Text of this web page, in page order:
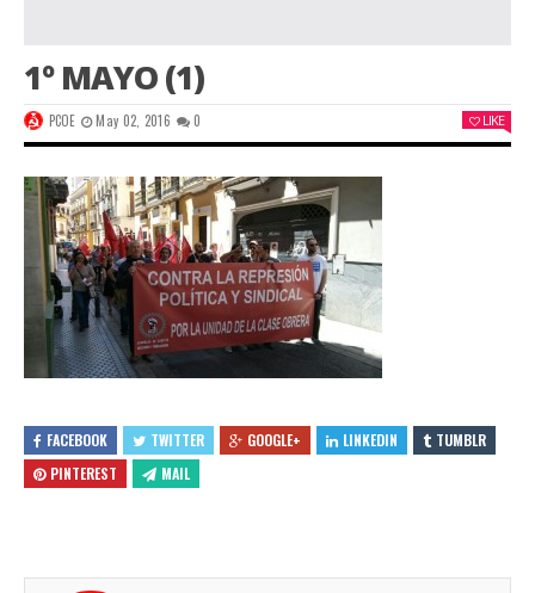
1º MAYO (1)
PCOE May 02, 2016 0 LIKE
FACEBOOK TWITTER GOOGLE+ LINKEDIN
TUMBLR
PINTEREST
MAIL